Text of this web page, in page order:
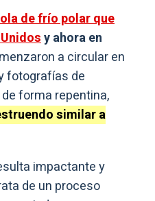
de frío polar que
y ahora en
a circular en
fotografías de
forma repentina,
similar a
impactante y
de un proceso